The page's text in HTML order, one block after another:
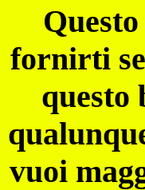
fornirti
questo
vuoi